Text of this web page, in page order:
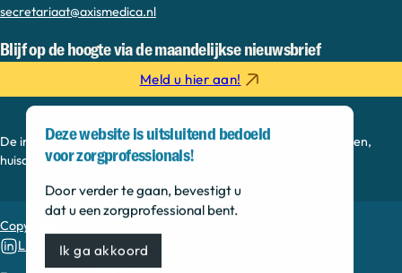
secretariaat@axismedica.nl
Blijf op de hoogte via de maandelijkse nieuwsbrief
Meld u hier aan!
De informatie op deze sectie is bedoeld voor medisch specialisten,
huisartsen, verpleegkundig specialisten en onderzoekers.
Copyright © 2026, Axis Medica
Linkedin
MEDonline
Deze website is uitsluitend bedoeld
voor zorgprofessionals!
Door verder te gaan, bevestigt u
dat u een zorgprofessional bent.
Ik ga akkoord